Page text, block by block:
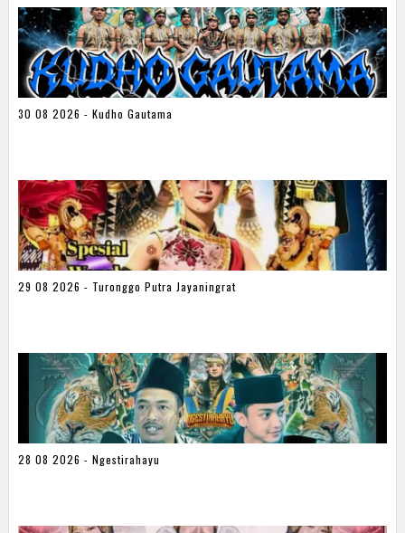
30 08 2026 - Kudho Gautama
29 08 2026 - Turonggo Putra Jayaningrat
28 08 2026 - Ngestirahayu